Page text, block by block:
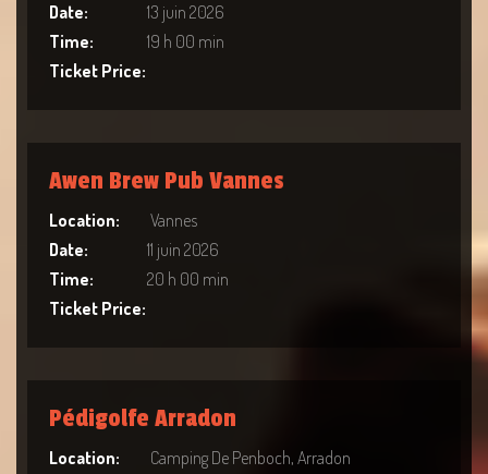
Date:
13 juin 2026
Time:
19 h 00 min
Ticket Price:
Awen Brew Pub Vannes
Location:
Vannes
Date:
11 juin 2026
Time:
20 h 00 min
Ticket Price:
Pédigolfe Arradon
Location:
Camping De Penboch, Arradon